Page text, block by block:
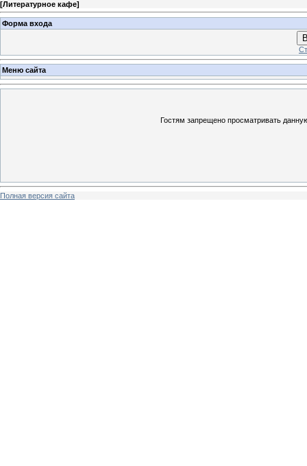
[Литературное кафе]
Форма входа
Меню сайта
Гостям запрещено просматривать
Полная версия сайта